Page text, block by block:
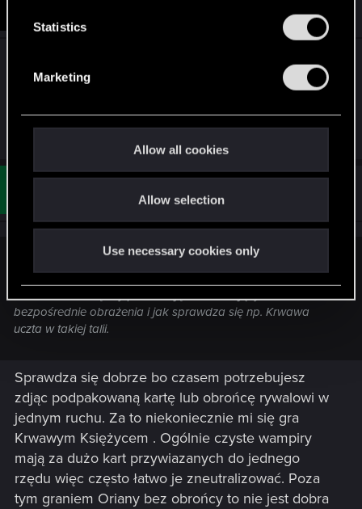
Statistics
Marketing
Allow all cookies
Allow selection
Use necessary cookies only
Apr 8, 2021
: Gram Gaela, ale nie gram Dettlaffa,
bo póki co jakoś trudno mi się do niego
Forum regular
Zastanawiam się czy potrzebuję kart zadających
bezpośrednie obrażenia i jak sprawdza się np. Krwawa
uczta w takiej talii.
Sprawdza się dobrze bo czasem potrzebujesz
zdjąc podpakowaną kartę lub obrońcę rywalowi w
jednym ruchu. Za to niekoniecznie mi się gra
Krwawym Księżycem . Ogólnie czyste wampiry
mają za dużo kart przywiazanych do jednego
rzędu więc często łatwo je zneutralizować. Poza
tym graniem Oriany bez obrońcy to nie jest dobra